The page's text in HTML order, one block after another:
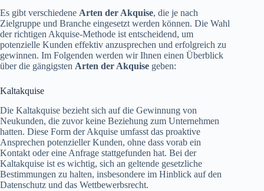
Es gibt verschiedene Arten der Akquise, die je nach
Zielgruppe und Branche eingesetzt werden können. Die Wahl
der richtigen Akquise-Methode ist entscheidend, um
potenzielle Kunden effektiv anzusprechen und erfolgreich zu
gewinnen. Im Folgenden werden wir Ihnen einen Überblick
über die gängigsten Arten der Akquise geben:
Kaltakquise
Die Kaltakquise bezieht sich auf die Gewinnung von
Neukunden, die zuvor keine Beziehung zum Unternehmen
hatten. Diese Form der Akquise umfasst das proaktive
Ansprechen potenzieller Kunden, ohne dass vorab ein
Kontakt oder eine Anfrage stattgefunden hat. Bei der
Kaltakquise ist es wichtig, sich an geltende gesetzliche
Bestimmungen zu halten, insbesondere im Hinblick auf den
Datenschutz und das Wettbewerbsrecht.